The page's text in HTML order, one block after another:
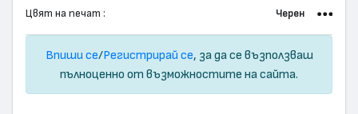
Цвят на печат : Черен
Впиши се/Регистрирай се, за да се възползваш
пълноценно от възможностите на сайта.